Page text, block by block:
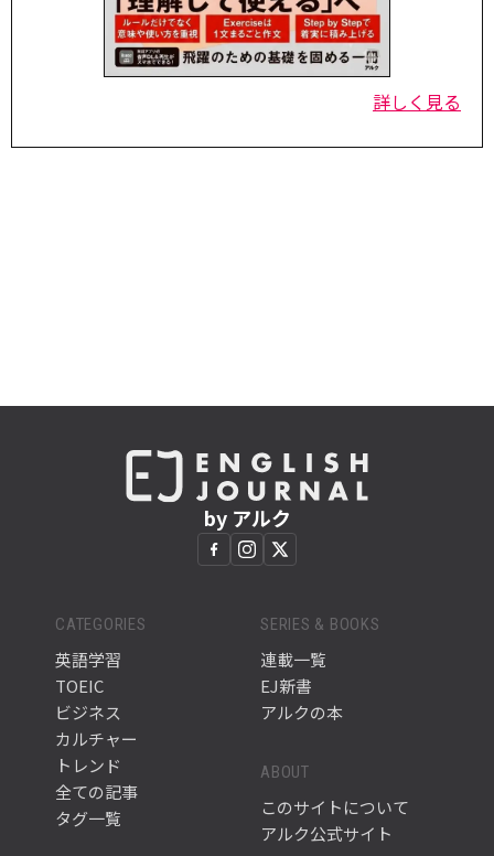
詳しく見る
by アルク
CATEGORIES
英語学習
TOEIC
ビジネス
カルチャー
トレンド
全ての記事
タグ一覧
SERIES & BOOKS
連載一覧
EJ新書
アルクの本
ABOUT
このサイトについて
アルク公式サイト